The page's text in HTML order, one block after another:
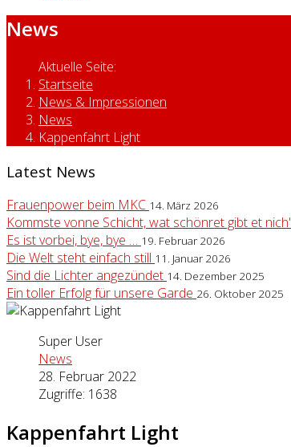
News
Aktuelle Seite:
Startseite
News & Impressionen
News
Kappenfahrt Light
Latest News
Frauenpower beim MKC 14. März 2026
Kommste vonne Schicht, wat schönret gibt et nich'
Es ist vorbei, bye, bye … 19. Februar 2026
Die Welt steht einfach still 11. Januar 2026
Sind die Lichter angezündet 14. Dezember 2025
Ein toller Erfolg für unsere Garde 26. Oktober 2025
Super User
News
28. Februar 2022
Zugriffe: 1638
Kappenfahrt Light